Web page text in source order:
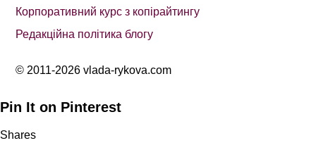
Корпоративний курс з копірайтингу
Редакційна політика блогу
© 2011-2026 vlada-rykova.com
Pin It on Pinterest
Shares